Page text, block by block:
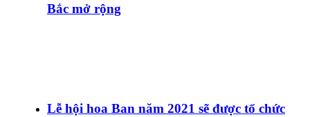
Bắc mở rộng
Lễ hội hoa Ban năm 2021 sẽ được tổ chức